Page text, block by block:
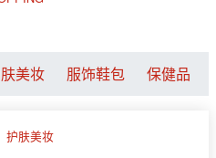
美妆 服饰鞋包 保健品
护肤美妆